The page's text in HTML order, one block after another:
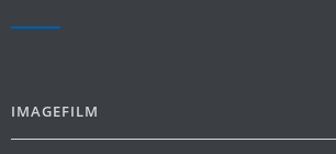
IMAGEFILM